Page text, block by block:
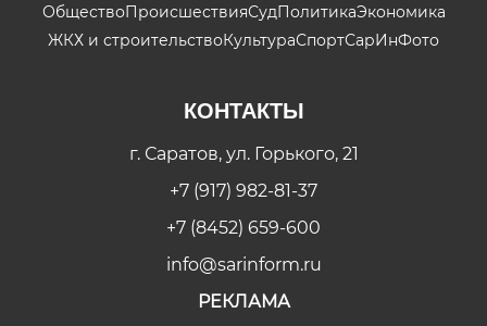
ОбществоПроисшествияСудПолитикаЭкономика
ЖКХ и строительствоКультураСпортСарИнФото
КОНТАКТЫ
г. Саратов, ул. Горького, 21
+7 (917) 982-81-37
+7 (8452) 659-600
info@sarinform.ru
РЕКЛАМА